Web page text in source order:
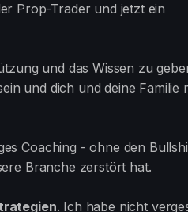
Prop-Trader und jetzt ein
und das Wissen zu
und dich und deine Familie
Coaching - ohne den
Branche zerstört hat.
. Ich habe nicht